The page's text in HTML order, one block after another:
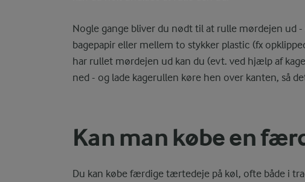
Nogle gange bliver du nødt til at rulle mørdejen ud
bagepapir eller mellem to stykker plastic (fx
har rullet mørdejen ud kan du (evt. ved hjælp af
ned - og lade kagerullen køre hen over kanten, så
Kan man købe en
Du kan købe færdige tærtedeje på køl, ofte både i